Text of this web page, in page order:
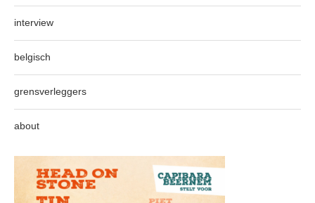
interview
belgisch
grensverleggers
about